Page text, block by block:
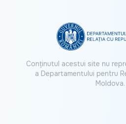
Conținutul acestui site nu
a Departamentului pentru
Moldova.